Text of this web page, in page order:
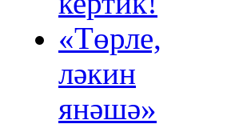
«Төрле,
ләкин
янәшә»